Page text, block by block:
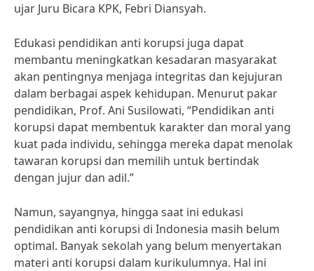
ujar Juru Bicara KPK, Febri Diansyah.
Edukasi pendidikan anti korupsi juga dapat
membantu meningkatkan kesadaran masyarakat
akan pentingnya menjaga integritas dan kejujuran
dalam berbagai aspek kehidupan. Menurut pakar
pendidikan, Prof. Ani Susilowati, “Pendidikan anti
korupsi dapat membentuk karakter dan moral yang
kuat pada individu, sehingga mereka dapat menolak
tawaran korupsi dan memilih untuk bertindak
dengan jujur dan adil.”
Namun, sayangnya, hingga saat ini edukasi
pendidikan anti korupsi di Indonesia masih belum
optimal. Banyak sekolah yang belum menyertakan
materi anti korupsi dalam kurikulumnya. Hal ini